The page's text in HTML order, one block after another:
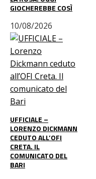
GIOCHEREBBE COSÌ
10/08/2026
UFFICIALE –
LORENZO DICKMANN
CEDUTO ALL’OFI
CRETA. IL
COMUNICATO DEL
BARI